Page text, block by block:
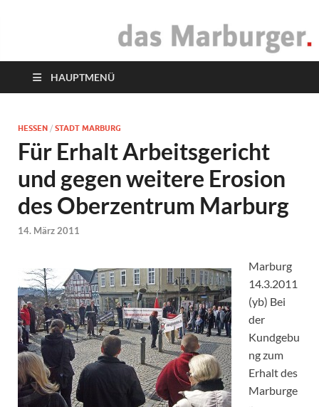
das Marburger.
HAUPTMENÜ
HESSEN / STADT MARBURG
Für Erhalt Arbeitsgericht
und gegen weitere Erosion
des Oberzentrum Marburg
14. März 2011
Marburg
14.3.2011
(yb) Bei
der
Kundgebu
ng zum
Erhalt des
Marburge